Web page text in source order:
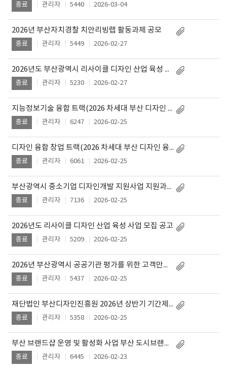
종료 관리자 5440 2026-03-04
2026년 부산자치경찰 치안리빙랩 활동과제 공모
종료 관리자 5449 2026-02-27
2026년도 부산광역시 리사이클 디자인 산업 육성 사업 모집 공고 - 수정본
종료 관리자 5230 2026-02-27
지능정보기술 융합 트랙(2026 차세대 부산 디자인 융합 산업육성 지원사업) 참여기업 모집 공고
종료 관리자 6247 2026-02-25
디자인 융합 창업 트랙(2026 차세대 부산 디자인 융합 산업육성 지원사업) 참여기업 모집 공고
종료 관리자 6061 2026-02-25
부산광역시 중소기업 디자인개발 지원사업 지원과제 모집 공고
종료 관리자 7136 2026-02-25
2026년도 리사이클 디자인 산업 육성 사업 모집 공고
종료 관리자 5209 2026-02-25
2026년 부산광역시 공공기관 평가를 위한 고객만족도 조사 안내
종료 관리자 5437 2026-02-25
재단법인 부산디자인진흥원 2026년 상반기 기간제 직원 채용 공고 서류전형 합격자 발표
종료 관리자 5358 2026-02-25
부산 브랜드샵 운영 및 활성화 사업 부산 도시브랜드 활용 파트너스 기업 모집 공고(3차년도)
종료 관리자 6445 2026-02-23